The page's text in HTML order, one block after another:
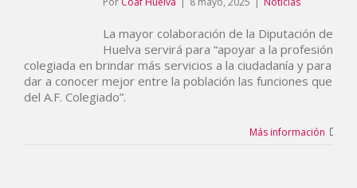
La mayor colaboración de la Diputación de
Huelva servirá para “apoyar a la profesión
colegiada en brindar más servicios a la ciudadanía y para
dar a conocer mejor entre la población las funciones que
del A.F. Colegiado”.
Más información